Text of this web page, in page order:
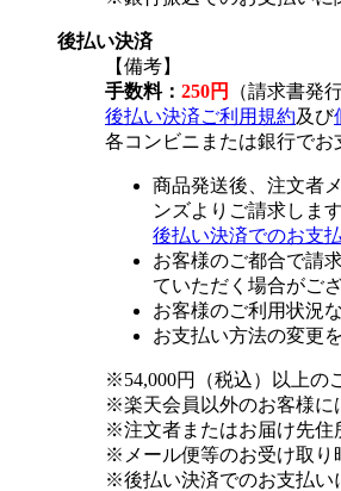
後払い決済
【備考】
手数料： 250円
（請求書発
後払い決済ご利用規約及び
各コンビニまたは銀行でお
商品発送後、注文者
ンズよりご請求しま
後払い決済でのお支
お客様のご都合で請
ていただく場合がござ
お客様のご利用状況
お支払い方法の変更
※54,000円（税込）以上の
※楽天会員以外のお客様に
※注文者またはお届け先住
※メール便等のお受け取り
※後払い決済でのお支払い